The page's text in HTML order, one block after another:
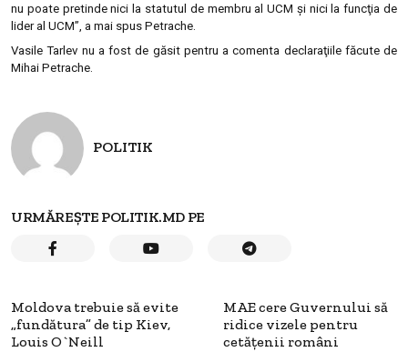
nu poate pretinde nici la statutul de membru al UCM şi nici la funcţia de
lider al UCM”, a mai spus Petrache.
Vasile Tarlev nu a fost de găsit pentru a comenta declaraţiile făcute de
Mihai Petrache.
POLITIK
URMĂREȘTE POLITIK.MD PE
Moldova trebuie să evite
„fundătura” de tip Kiev,
Louis O`Neill
MAE cere Guvernului să
ridice vizele pentru
cetăţenii români